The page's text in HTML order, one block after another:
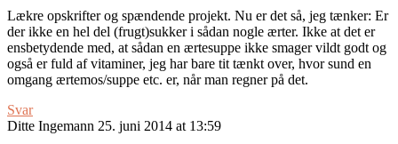
Lækre opskrifter og spændende projekt. Nu er det så, jeg tænker: Er
der ikke en hel del (frugt)sukker i sådan nogle ærter. Ikke at det er
ensbetydende med, at sådan en ærtesuppe ikke smager vildt godt og
også er fuld af vitaminer, jeg har bare tit tænkt over, hvor sund en
omgang ærtemos/suppe etc. er, når man regner på det.
Svar
Ditte Ingemann 25. juni 2014 at 13:59